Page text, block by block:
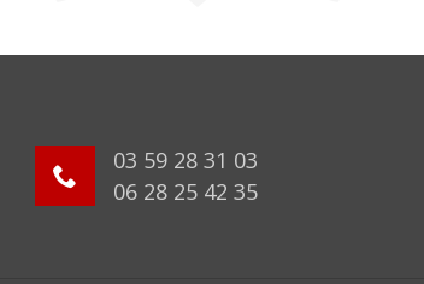
03 59 28 31 03
06 28 25 42 35